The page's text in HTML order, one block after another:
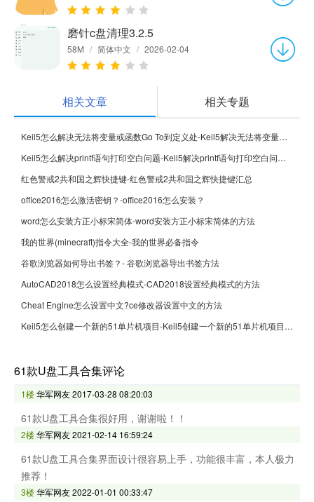
磨针c盘清理3.2.5
58M / 简体中文 / 2026-02-04
相关文章 相关专题
Keil5怎么解决无法将变量或函数Go To到定义处-Keil5解决无法将变量或函数Go To到定义处的方法
Keil5怎么解决printf语句打印空白问题-Keil5解决printf语句打印空白问题的方法
红色警戒2共和国之辉快捷键-红色警戒2共和国之辉快捷键汇总
office2016怎么激活密钥？-office2016怎么安装？
word怎么安装方正小标宋简体-word安装方正小标宋简体的方法
我的世界(minecraft)指令大全-我的世界必备指令
谷歌浏览器如何导出书签？- 谷歌浏览器导出书签方法
AutoCAD2018怎么设置经典模式-CAD2018设置经典模式的方法
Cheat Engine怎么设置中文?ce修改器设置中文的方法
Keil5怎么创建一个新的51单片机项目-Keil5创建一个新的51单片机项目的方法
61款U盘工具合集评论
1楼华军网友2017-03-28 08:20:03
61款U盘工具合集很好用，谢谢啦！！
2楼华军网友2021-02-14 16:59:24
61款U盘工具合集界面设计很容易上手，功能很丰富，本人极力
推荐！
3楼华军网友2022-01-01 00:33:47